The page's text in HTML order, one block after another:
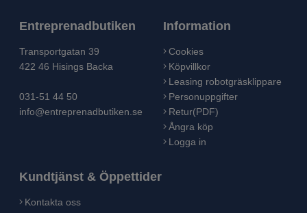
Entreprenadbutiken
Transportgatan 39
422 46 Hisings Backa
031-51 44 50
info@entreprenadbutiken.se
Information
Cookies
Köpvillkor
Leasing robotgräsklippare
Personuppgifter
Retur(PDF)
Ångra köp
Logga in
Kundtjänst & Öppettider
Kontakta oss